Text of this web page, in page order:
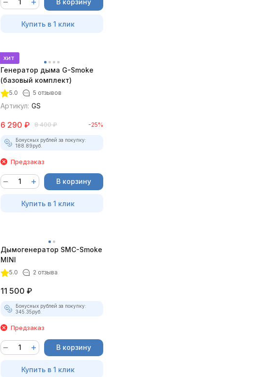
Купить в 1 клик
хит
Генератор дыма G-Smoke
(базовый комплект)
5.0 5 отзывов
Артикул: GS
6 290 ₽ 8 400 ₽ -25%
Бонусных рублей за покупку:
188.89руб.
Предзаказ
В корзину
Купить в 1 клик
Дымогенератор SMC-Smoke
MINI
5.0 2 отзыва
11 500 ₽
Бонусных рублей за покупку:
345.35руб.
Предзаказ
В корзину
Купить в 1 клик